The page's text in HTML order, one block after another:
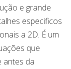
e grande
especificos
a 2D. É um
que
antes da